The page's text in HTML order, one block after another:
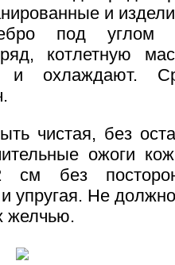
и
под углом
котлетную
охлаждают.
чистая, без
ожоги
без
упругая. Не
желчью.